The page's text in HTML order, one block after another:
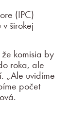
(IPC)
širokej
komisia by
roka, ale
„Ale uvidíme
počet